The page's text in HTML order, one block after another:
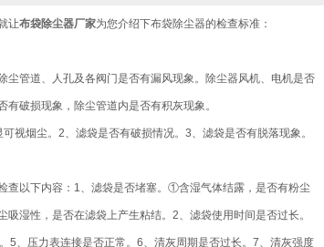
让布袋除尘器厂家为您介绍下布袋除尘器的检查标准：
管道、人孔及各阀门是否有漏风现象。除尘器风机、电机是否
破损现象，除尘管道内是否有积灰现象。
烟尘。2、滤袋是否有破损情况。3、滤袋是否有脱落现象。
以下内容：1、滤袋是否堵塞。①含湿气体结露，是否有粉尘
湿性，是否在滤袋上产生粘结。2、滤袋使用时间是否过长。
5、压力表连接是否正常。6、清灰周期是否过长。7、清灰强度